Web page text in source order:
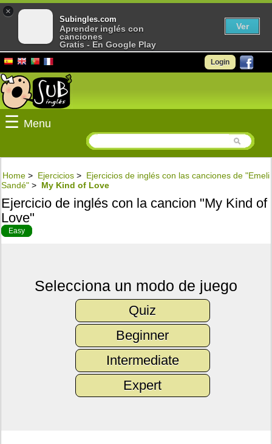
Login
☰ Menu
Home > Ejercicios > Ejercicios de inglés con las canciones de "Emeli
Sandé" > My Kind of Love
Ejercicio de inglés con la cancion "My Kind of
Love"
Easy
Selecciona un modo de juego
Quiz
Beginner
Intermediate
Expert
×
Subingles.com
Aprender inglés con
canciones
Gratis - En Google Play
Ver